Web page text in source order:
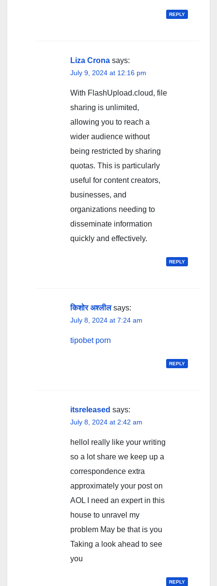
REPLY
Liza Crona says:
July 9, 2024 at 12:16 pm
With FlashUpload.cloud, file
sharing is unlimited,
allowing you to reach a
wider audience without
being restricted by sharing
quotas. This is particularly
useful for content creators,
businesses, and
organizations needing to
disseminate information
quickly and effectively.
REPLY
किशोर अश्लील says:
July 8, 2024 at 7:24 am
tipobet porn
REPLY
itsreleased says:
July 8, 2024 at 2:42 am
helloI really like your writing
so a lot share we keep up a
correspondence extra
approximately your post on
AOL I need an expert in this
house to unravel my
problem May be that is you
Taking a look ahead to see
you
REPLY